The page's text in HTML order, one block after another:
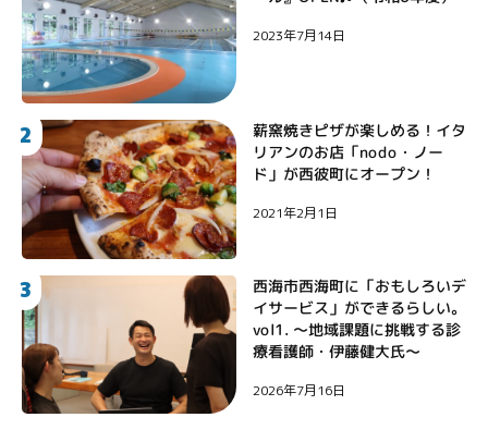
2023年7月14日
2 薪窯焼きピザが楽しめる！イタ
リアンのお店「nodo・ノー
ド」が西彼町にオープン！
2021年2月1日
3
西海市西海町に「おもしろいデ
イサービス」ができるらしい。
vol1. 〜地域課題に挑戦する診
療看護師・伊藤健大氏〜
2026年7月16日